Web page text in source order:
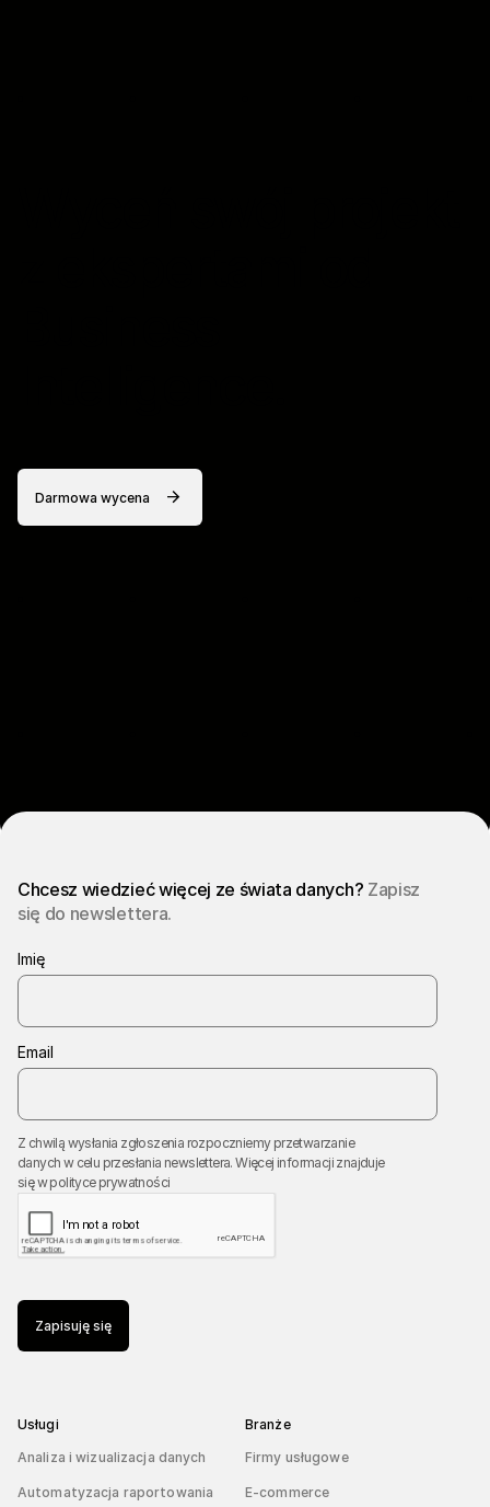
Darmowa wycena
Chcesz wiedzieć więcej ze świata danych? Zapisz
się do newslettera.
Imię
Email
Z chwilą wysłania zgłoszenia rozpoczniemy przetwarzanie
danych w celu przesłania newslettera. Więcej informacji znajduje
się wpolityce prywatności
Zapisuję się
Usługi
Analiza i wizualizacja danych
Automatyzacja raportowania
Branże
Firmy usługowe
E-commerce